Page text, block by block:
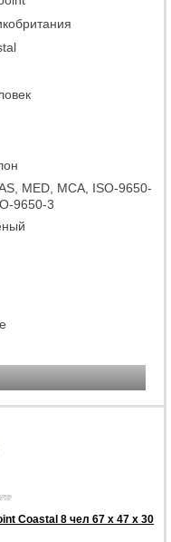
MED, MCA, ISO-9650-
9650-3
Coastal 8 чел 67 x 47 x 30